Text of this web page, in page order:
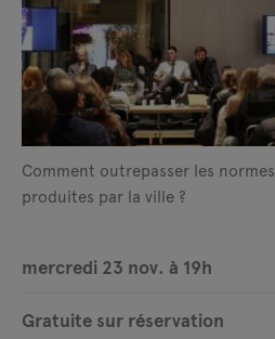
Comment outrepasser les normes
produites par la ville ?
mercredi 23 nov. à 19h
Gratuite sur réservation